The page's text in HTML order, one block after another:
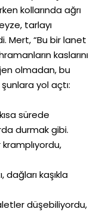
kollarında ağrı
tarlayı
Mert, “Bu bir lanet
kaslarını
olmadan, bu
yol açtı:
sürede
durmak gibi.
dağları kaşıkla
düşebiliyordu,